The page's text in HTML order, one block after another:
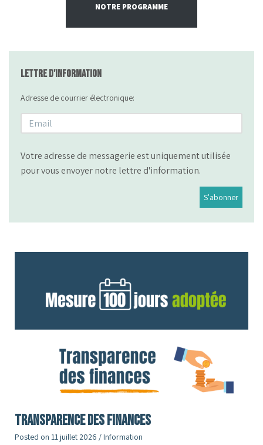
NOTRE PROGRAMME
Lettre d'information
Adresse de courrier électronique:
Votre adresse de messagerie est uniquement utilisée
pour vous envoyer notre lettre d'information.
Transparence des finances
Posted on 11 juillet 2026 /Information